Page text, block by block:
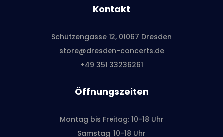
Kontakt
Schützengasse 12, 01067 Dresden
store@dresden-concerts.de
+49 351 33236261
Öffnungszeiten
Montag bis Freitag: 10-18 Uhr
Samstag: 10-18 Uhr